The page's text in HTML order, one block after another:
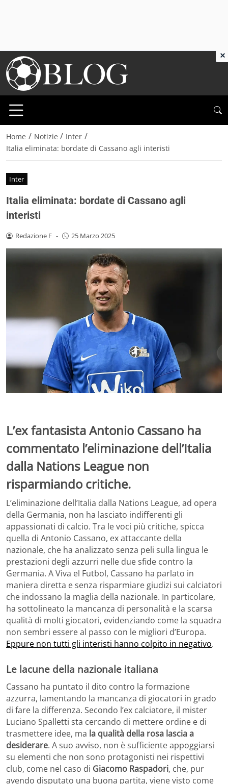
Home / Notizie / Inter /
Italia eliminata: bordate di Cassano agli interisti
Inter
Italia eliminata: bordate di Cassano agli
interisti
Redazione F - 25 Marzo 2025
L’ex fantasista Antonio Cassano ha
commentato l’eliminazione dell’Italia
dalla Nations League non
risparmiando critiche.
L’eliminazione dell’Italia dalla Nations League, ad opera
della Germania, non ha lasciato indifferenti gli
appassionati di calcio. Tra le voci più critiche, spicca
quella di Antonio Cassano, ex attaccante della
nazionale, che ha analizzato senza peli sulla lingua le
prestazioni degli azzurri nelle due sfide contro la
Germania. A Viva el Futbol, Cassano ha parlato in
maniera diretta e senza risparmiare giudizi sui calciatori
che indossano la maglia della nazionale. In particolare,
ha sottolineato la mancanza di personalità e la scarsa
qualità di molti giocatori, evidenziando come la squadra
non sembri essere al passo con le migliori d’Europa.
Eppure non tutti gli interisti hanno colpito in negativo.
Le lacune della nazionale italiana
Cassano ha puntato il dito contro la formazione
azzurra, lamentando la mancanza di giocatori in grado
di fare la differenza. Secondo l’ex calciatore, il mister
Luciano Spalletti sta cercando di mettere ordine e di
trasmettere idee, ma la qualità della rosa lascia a
desiderare. A suo avviso, non è sufficiente appoggiarsi
su elementi che non sono protagonisti nei rispettivi
club, come nel caso di Giacomo Raspadori, che, pur
avendo disputato una buona partita, viene visto come
×